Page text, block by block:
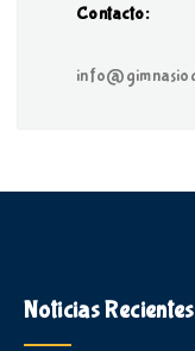
Contacto:
Noticias Recientes